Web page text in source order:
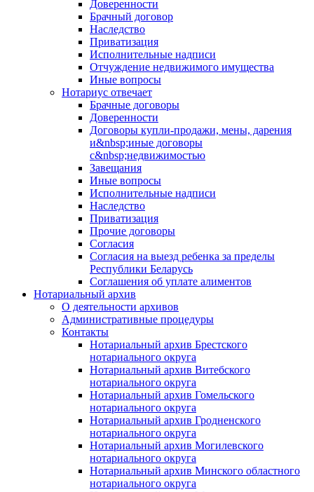
Доверенности
Брачный договор
Наследство
Приватизация
Исполнительные надписи
Отчуждение недвижимого имущества
Иные вопросы
Нотариус отвечает
Брачные договоры
Доверенности
Договоры купли-продажи, мены, дарения
и&nbsp;иные договоры
с&nbsp;недвижимостью
Завещания
Иные вопросы
Исполнительные надписи
Наследство
Приватизация
Прочие договоры
Согласия
Согласия на выезд ребенка за пределы
Республики Беларусь
Соглашения об уплате алиментов
Нотариальный архив
О деятельности архивов
Административные процедуры
Контакты
Нотариальный архив Брестского
нотариального округа
Нотариальный архив Витебского
нотариального округа
Нотариальный архив Гомельского
нотариального округа
Нотариальный архив Гродненского
нотариального округа
Нотариальный архив Могилевского
нотариального округа
Нотариальный архив Минского областного
нотариального округа